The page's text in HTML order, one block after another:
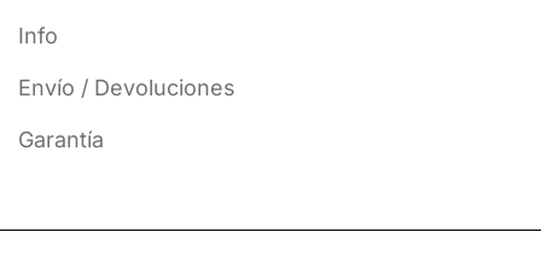
Info
Envío / Devoluciones
Garantía